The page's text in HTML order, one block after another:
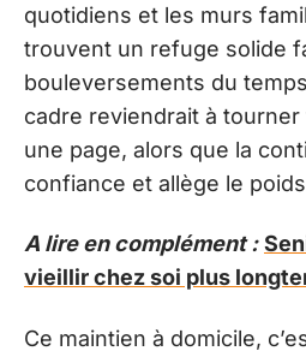
quotidiens et les murs
trouvent un refuge solide
bouleversements du
cadre reviendrait à
une page, alors que la
confiance et allège le
A lire en complément :
vieillir chez soi plus
Ce maintien à domicile,